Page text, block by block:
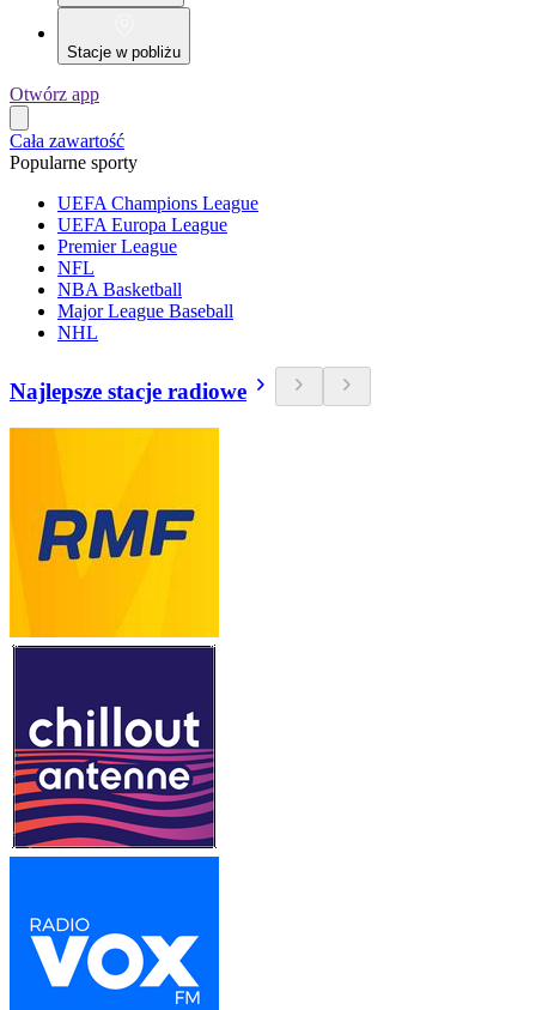
Stacje w pobliżu
Otwórz app
Cała zawartość
Popularne sporty
UEFA Champions League
UEFA Europa League
Premier League
NFL
NBA Basketball
Major League Baseball
NHL
Najlepsze stacje radiowe